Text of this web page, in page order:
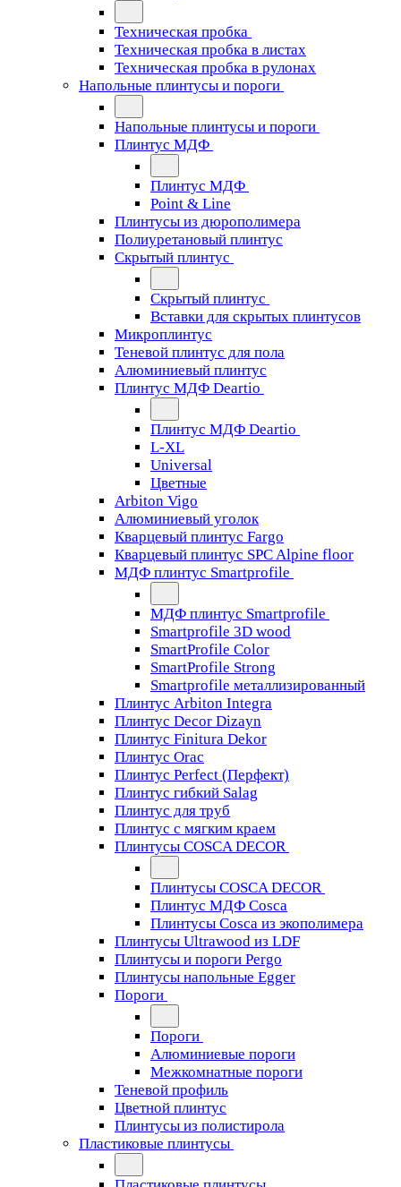
Техническая пробка
Техническая пробка в листах
Техническая пробка в рулонах
Напольные плинтусы и пороги
Напольные плинтусы и пороги
Плинтус МДФ
Плинтус МДФ
Point & Line
Плинтусы из дюрополимера
Полиуретановый плинтус
Скрытый плинтус
Скрытый плинтус
Вставки для скрытых плинтусов
Микроплинтус
Теневой плинтус для пола
Алюминиевый плинтус
Плинтус МДФ Deartio
Плинтус МДФ Deartio
L-XL
Universal
Цветные
Arbiton Vigo
Алюминиевый уголок
Кварцевый плинтус Fargo
Кварцевый плинтус SPC Alpine floor
МДФ плинтус Smartprofile
МДФ плинтус Smartprofile
Smartprofile 3D wood
SmartProfile Color
SmartProfile Strong
Smartprofile металлизированный
Плинтус Arbiton Integra
Плинтус Decor Dizayn
Плинтус Finitura Dekor
Плинтус Orac
Плинтус Perfect (Перфект)
Плинтус гибкий Salag
Плинтус для труб
Плинтус с мягким краем
Плинтусы COSCA DECOR
Плинтусы COSCA DECOR
Плинтус МДФ Cosca
Плинтусы Cosca из экополимера
Плинтусы Ultrawood из LDF
Плинтусы и пороги Pergo
Плинтусы напольные Egger
Пороги
Пороги
Алюминиевые пороги
Межкомнатные пороги
Теневой профиль
Цветной плинтус
Плинтусы из полистирола
Пластиковые плинтусы